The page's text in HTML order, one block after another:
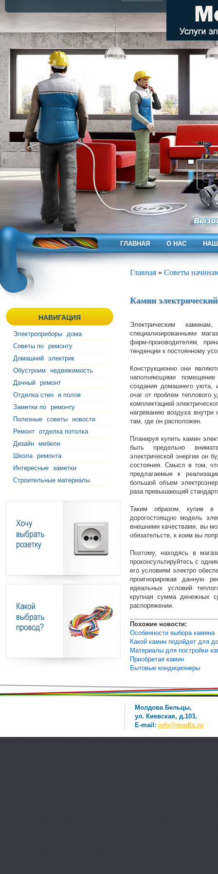
ГЛАВНАЯ О НАС
НАВИГАЦИЯ
Электроприборы дома
Советы по ремонту
Домашний электрик
Обустроим
недвижимость
Дачный ремонт
Отделка стен
и полов
Заметки по ремонту
Полезные советы
новости
Ремонт отделка потолка
Дизайн
мебели
Школа ремонта
Интересные заметки
Строительные материалы
Главная » Советы
Камин электрический
Электрическим
специализированными
фирм-производителям,
тенденции к постоянному
Конструкционно они
наполняющими
создания домашнего уюта,
очаг от проблем теплового
комплектацией
нагреванию воздуха
там, где он расположен.
Планируя купить камин
быть предельно
электрической энергии он
состояния. Смысл в том,
предлагаемые к
большой объем
раза превышающий
Таким образом, купив в
дорогостоящую модель
внешними качествами, вы
обязательств, к коим вы
Поэтому, находясь в
проконсультируйтесь с
его условиям электро
проигнорировав данную
идеальных условий
крупная сумма денежных
распоряжении.
Похожие новости:
Особенности выбора камина
Какой камин подойдет для
Материалы для постройки
Приобретая камин
Бытовые кондиционеры
Молдова Бельцы,
ул. Киевская, д.103,
E-mail: info@modls.ru